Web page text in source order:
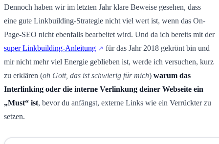
Dennoch haben wir im letzten Jahr klare Beweise gesehen, dass
eine gute Linkbuilding-Strategie nicht viel wert ist, wenn das On-
Page-SEO nicht ebenfalls bearbeitet wird. Und da ich bereits mit der
super Linkbuilding-Anleitung
für das Jahr 2018 gekrönt bin und
mir nicht mehr viel Energie geblieben ist, werde ich versuchen, kurz
zu erklären (oh Gott, das ist schwierig für mich) warum das
Interlinking oder die interne Verlinkung deiner Webseite ein
„Must“ ist, bevor du anfängst, externe Links wie ein Verrückter zu
setzen.